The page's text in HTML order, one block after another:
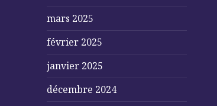
mars 2025
février 2025
janvier 2025
décembre 2024